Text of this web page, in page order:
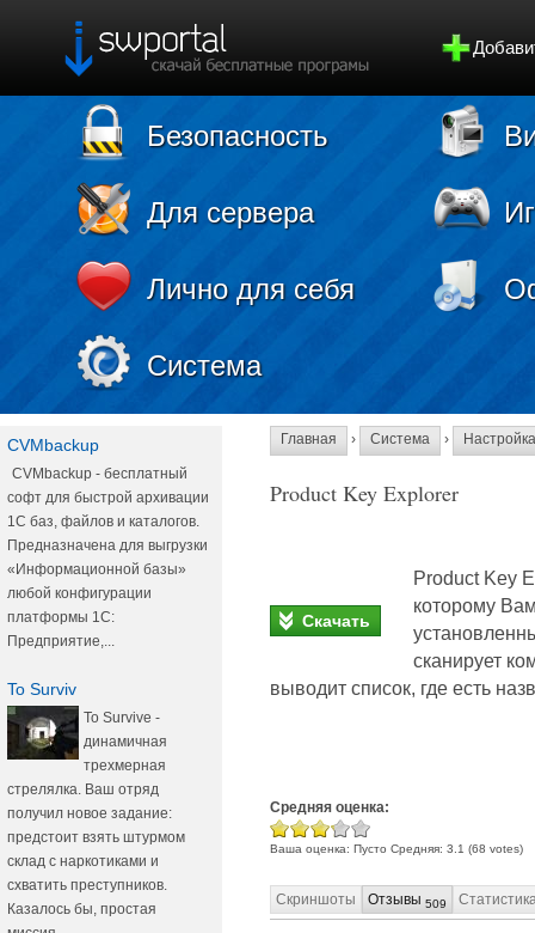
Безопасность
Для сервера
Лично для себя
Система
CVMbackup
CVMbackup - бесплатный
софт для быстрой архивации
1С баз, файлов и каталогов.
Предназначена для выгрузки
«Информационной базы»
любой конфигурации
платформы 1С:
Предприятие,...
To Surviv
To Survive -
динамичная
трехмерная
стрелялка. Ваш отряд
получил новое задание:
предстоит взять штурмом
склад с наркотиками и
схватить преступников.
Казалось бы, простая
Главная › Система › Настройка
Product Key Explorer
Скачать
Product Key
которому
сканирует
выводит список, где есть
Средняя оценка:
Ваша оценка: Пусто Средняя: 3.1 (68 votes)
Скриншоты Отзывы 509